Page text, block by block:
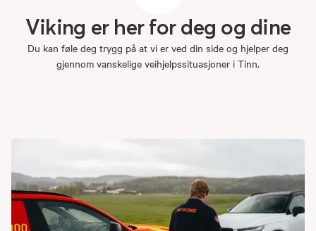
Viking er herfordeg og dine
Du kan føle deg trygg på at vi er ved din side og hjelper deg
gjennom vanskelige veihjelpssituasjoner i Tinn.